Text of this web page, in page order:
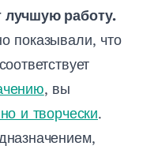
лучшую работу.
показывали, что
, вы
и творчески.